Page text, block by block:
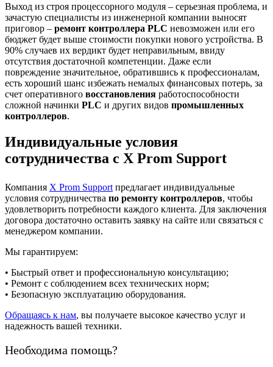
Выход из строя процессорного модуля – серьезная проблема, и
зачастую специалисты из инженерной компании выносят
приговор – ремонт контроллера PLC невозможен или его
бюджет будет выше стоимости покупки нового устройства. В
90% случаев их вердикт будет неправильным, ввиду
отсутствия достаточной компетенции. Даже если
повреждение значительное, обратившись к профессионалам,
есть хороший шанс избежать немалых финансовых потерь, за
счет оперативного восстановления работоспособности
сложной начинки PLC и других видов промышленных
контроллеров.
Индивидуальные условия
сотрудничества с X Prom Support
Компания X Prom Support предлагает индивидуальные
условия сотрудничества по ремонту контроллеров, чтобы
удовлетворить потребности каждого клиента. Для заключения
договора достаточно оставить заявку на сайте или связаться с
менеджером компании.
Мы гарантируем:
• Быстрый ответ и профессиональную консультацию;
• Ремонт с соблюдением всех технических норм;
• Безопасную эксплуатацию оборудования.
Обращаясь к нам, вы получаете высокое качество услуг и
надежность вашей техники.
Необходима помощь?